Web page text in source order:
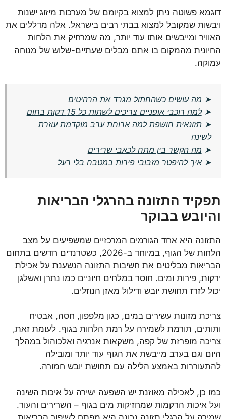
דוגמא פשוטה ניתן למצוא בקיומם של מערכות מיזוג ישנות
ויבשות שמקובל למצוא בבתי רבים בישראל. אלה מדללים את
האוויר ומייבשים אותו עוד יותר, מה שמרחיק את הלחות
החיונית מהמקום בו אתם מבלים שעתיים-שלוש של מנוחה
עמוקה.
➤ מה עושים כשהחתול מגרד את הרהיטים
➤למה רוכבי אופניים צריכים לשתות כל 15 דקות בחום
➤תזונאית חושפת למה ארוחת ערב מוקדמת עוזרת
לשינה
➤ מה הקשר בין מתח לכאבי שרירים
➤איך להיפטר מזבובי פירות במטבח בלי רעל
תפקיד התזונה בהרגלי הבריאות
והיובש בבוקר
התזונה היא אחד הגורמים המרכזיים שמשפיעים על מצב
הלחות של הגוף, במיוחד ב-2026, כשטרנדים חדשים בתחום
הבריאות מבליטים את חשיבות התזונה הנשענת על אכילת
ירקות, פירות ומים. חוסר במלחים חיוניים כמו נתרן ואשלגן
יכול לזרז תחושת יובש ודילול מאזן הנוזלים.
צריכת מזונות עשירים במים, כגון מלפפון, חסה, אבטיח
ותותים, תורמת לשמירה על רמת הלחות בגוף. לעומת זאת,
צריכה מופרזת של קפה, משקאות אנרגיה ואלכוהול במהלך
היום וגם בערב מייבשת את הגוף עוד יותר ומובילה
להתעוררות באמצע הלילה עם תחושת יובש חמורה.
כמו כן, לאכילה מאוזנת יש השפעה ישירה על איכות השינה
ועל איכות הרקמות שמחזיקות מים בגוף – השרירים והעור.